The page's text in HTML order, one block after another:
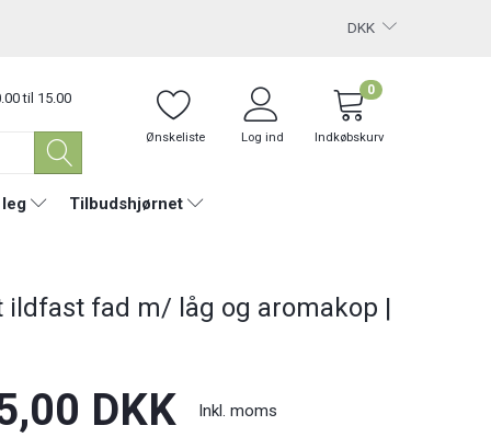
DKK
til 15.00
Ønskeliste Log ind Indkøbskurv
0
Tilbudshjørnet
ildfast fad m/ låg og aromakop |
DKK Inkl. moms